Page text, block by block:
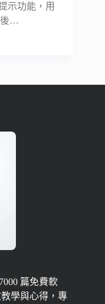
示功能，用
後…
篇免費軟
學與心得，專